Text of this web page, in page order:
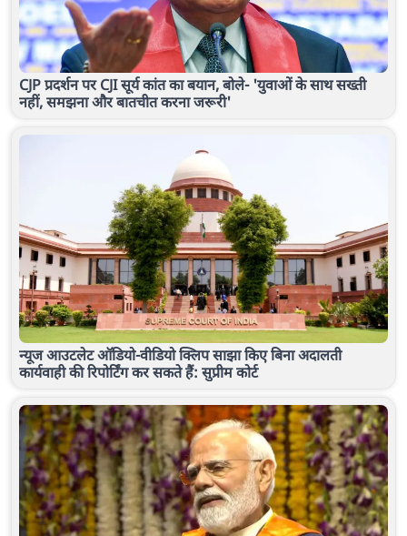
CJP प्रदर्शन पर CJI सूर्य कांत का बयान, बोले- 'युवाओं के साथ सख्ती
नहीं, समझना और बातचीत करना जरूरी'
न्यूज आउटलेट ऑडियो-वीडियो क्लिप साझा किए बिना अदालती
कार्यवाही की रिपोर्टिंग कर सकते हैं: सुप्रीम कोर्ट